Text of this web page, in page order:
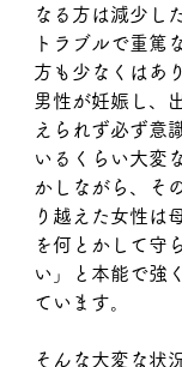
なる方は減少し
トラブルで重篤
方も少なくはあ
男性が妊娠し、
えられず必ず意
いるくらい大変
かしながら、そ
り越えた女性は
を何とかして守
い」と本能で強
ています。
そんな大変な状